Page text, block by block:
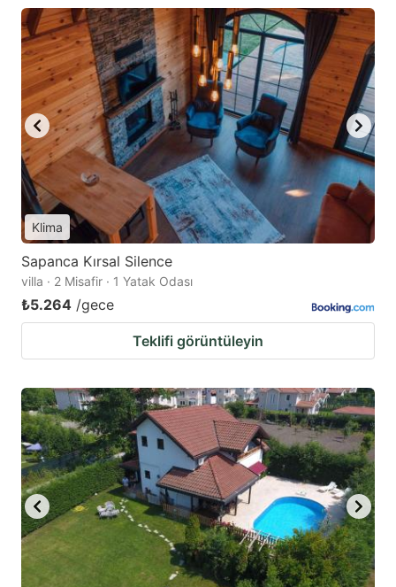
Klima
Sapanca Kırsal Silence
villa · 2 Misafir · 1 Yatak Odası
₺5.264 /gece
Teklifi görüntüleyin